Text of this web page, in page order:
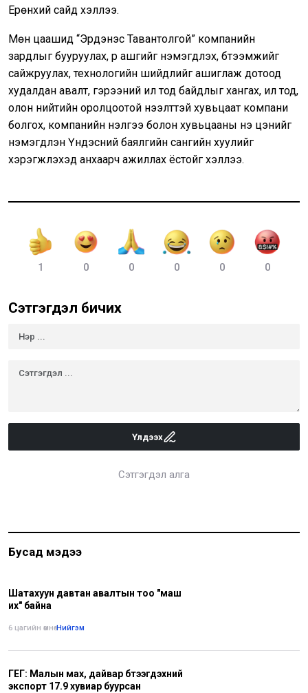
Ерөнхий сайд хэллээ.
Мөн цаашид “Эрдэнэс Тавантолгой” компанийн
зардлыг бууруулах, үр ашгийг нэмэгдүүлэх, бүтээмжийг
сайжруулах, технологийн шийдлийг ашиглаж дотоод
худалдан авалт, гэрээний ил тод байдлыг хангах, ил тод,
олон нийтийн оролцоотой нээлттэй хувьцаат компани
болгох, компанийн үнэлгээ болон хувьцааны үнэ цэнийг
нэмэгдүүлэн Үндэсний баялгийн сангийн хуулийг
хэрэгжүүлэхэд анхаарч ажиллах ёстойг хэллээ.
1 0 0 0 0 0
Сэтгэгдэл бичих
Үлдээх
Сэтгэгдэл алга
Бусад мэдээ
Шатахуун давтан авалтын тоо "маш
их" байна
6 цагийн өмнө•Нийгэм
ГЕГ: Малын мах, дайвар бүтээгдэхүүний
экспорт 17.9 хувиар буурсан